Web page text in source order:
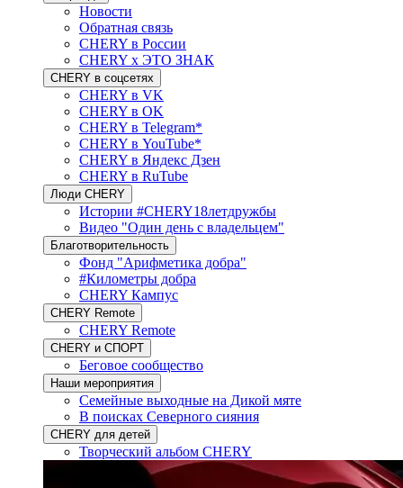
Новости
Обратная связь
CHERY в России
CHERY x ЭТО ЗНАК
CHERY в соцсетях
CHERY в VK
CHERY в OK
CHERY в Telegram*
CHERY в YouTube*
CHERY в Яндекс Дзен
CHERY в RuTube
Люди CHERY
Истории #CHERY18летдружбы
Видео "Один день с владельцем"
Благотворительность
Фонд "Арифметика добра"
#Километры добра
CHERY Кампус
CHERY Remote
CHERY Remote
CHERY и СПОРТ
Беговое сообщество
Наши мероприятия
Семейные выходные на Дикой мяте
В поисках Северного сияния
CHERY для детей
Творческий альбом CHERY